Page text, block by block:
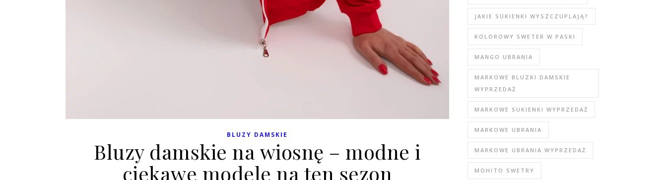
BLUZY DAMSKIE
Bluzy damskie na wiosnę – modne i
ciekawe modele na ten sezon
JAKIE SUKIENKI WYSZCZUPLAJĄ?
KOLOROWY SWETER W PASKI
MANGO UBRANIA
MARKOWE BLUZKI DAMSKIE
WYPRZEDAŻ
MARKOWE SUKIENKI WYPRZEDAŻ
MARKOWE UBRANIA
MARKOWE UBRANIA WYPRZEDAŻ
MOHITO SWETRY